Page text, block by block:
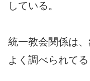
している。
統一教会関係は
よく調べられてる